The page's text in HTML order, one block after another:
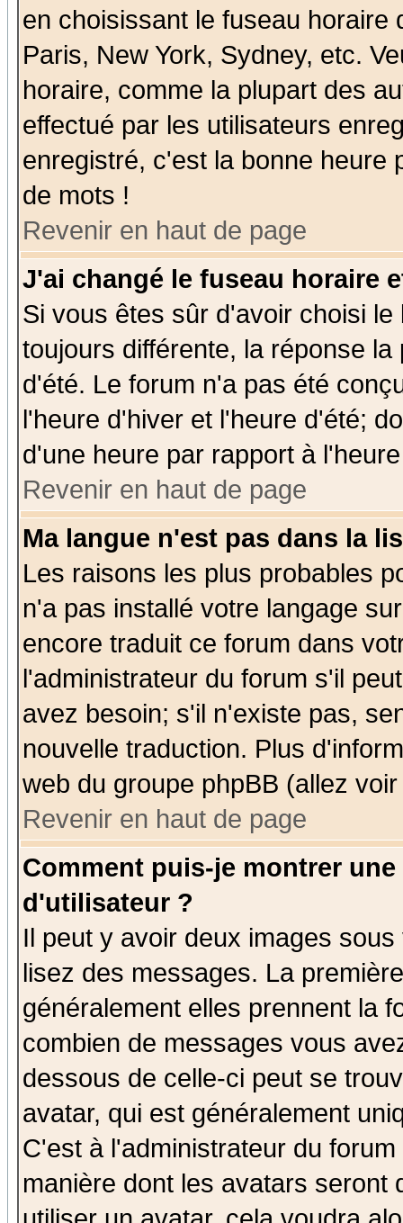
en choisissant le fuseau
Paris, New York, Sydney, etc.
horaire, comme la plupart des
effectué par les utilisateurs
enregistré, c'est la bonne heure
de mots !
Revenir en haut de page
J'ai changé le fuseau horaire
Si vous êtes sûr d'avoir choisi
toujours différente, la réponse
d'été. Le forum n'a pas été
l'heure d'hiver et l'heure d'été;
d'une heure par rapport à
Revenir en haut de page
Ma langue n'est pas dans la
Les raisons les plus probables
n'a pas installé votre langage
encore traduit ce forum dans
l'administrateur du forum s'il
avez besoin; s'il n'existe pas,
nouvelle traduction. Plus
web du groupe phpBB (allez
Revenir en haut de page
Comment puis-je montrer
d'utilisateur ?
Il peut y avoir deux images
lisez des messages. La
généralement elles prennent la
combien de messages vous
dessous de celle-ci peut se
avatar, qui est généralement
C'est à l'administrateur du
manière dont les avatars seront